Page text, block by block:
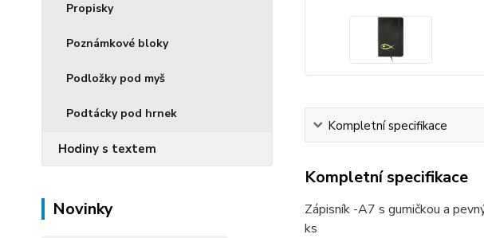
Propisky
Poznámkové bloky
Podložky pod myš
Podtácky pod hrnek
Hodiny s textem
Novinky
Kompletní specifikace
Kompletní specifikace
Zápisník -A7 s gumičkou a
ks